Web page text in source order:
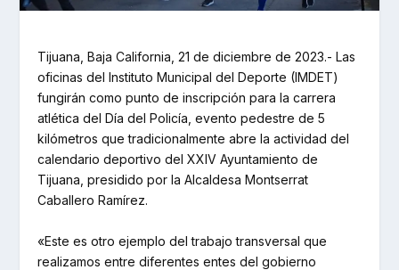
Tijuana, Baja California, 21 de diciembre de 2023.- Las
oficinas del Instituto Municipal del Deporte (IMDET)
fungirán como punto de inscripción para la carrera
atlética del Día del Policía, evento pedestre de 5
kilómetros que tradicionalmente abre la actividad del
calendario deportivo del XXIV Ayuntamiento de
Tijuana, presidido por la Alcaldesa Montserrat
Caballero Ramírez.
«Este es otro ejemplo del trabajo transversal que
realizamos entre diferentes entes del gobierno